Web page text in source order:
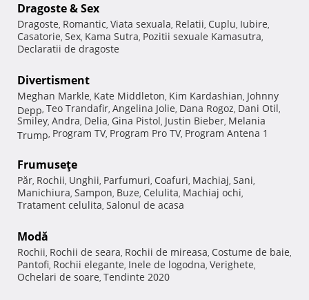
Dragoste & Sex
Dragoste, Romantic, Viata sexuala, Relatii, Cuplu, Iubire,
Casatorie, Sex, Kama Sutra, Pozitii sexuale Kamasutra,
Declaratii de dragoste
Divertisment
Meghan Markle, Kate Middleton, Kim Kardashian, Johnny
Depp, Teo Trandafir, Angelina Jolie, Dana Rogoz, Dani Otil,
Smiley, Andra, Delia, Gina Pistol, Justin Bieber, Melania
Trump, Program TV, Program Pro TV, Program Antena 1
Frumuseţe
Păr, Rochii, Unghii, Parfumuri, Coafuri, Machiaj, Sani,
Manichiura, Sampon, Buze, Celulita, Machiaj ochi,
Tratament celulita, Salonul de acasa
Modă
Rochii, Rochii de seara, Rochii de mireasa, Costume de baie,
Pantofi, Rochii elegante, Inele de logodna, Verighete,
Ochelari de soare, Tendinte 2020